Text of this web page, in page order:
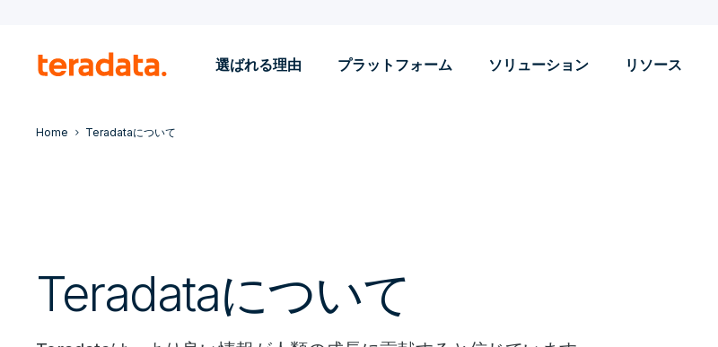
選ばれる理由 プラットフォーム ソリューション リソース
Home Teradataについて
Teradataについて